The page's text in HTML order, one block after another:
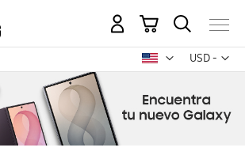
USD -
dólar
Mi carrito